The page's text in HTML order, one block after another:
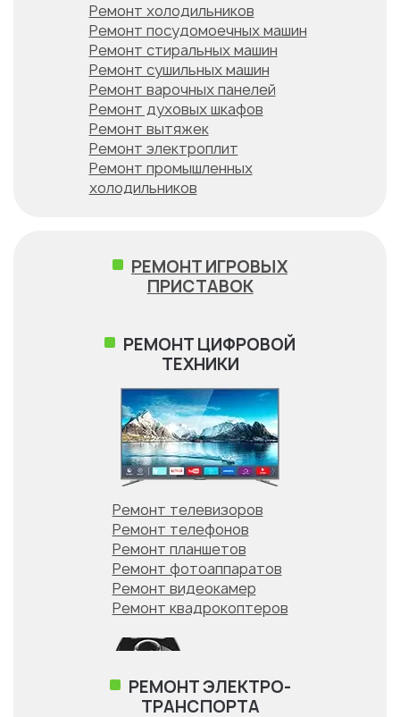
Ремонт холодильников
Ремонт посудомоечных машин
Ремонт стиральных машин
Ремонт сушильных машин
Ремонт варочных панелей
Ремонт духовых шкафов
Ремонт вытяжек
Ремонт электроплит
Ремонт промышленных
холодильников
РЕМОНТ ИГРОВЫХ
ПРИСТАВОК
Ремонт SonyPlayStation
Ремонт XBOX
Ремонт Nintendo
РЕМОНТ БЫТОВОЙ
ТЕХНИКИ
РЕМОНТ ЦИФРОВОЙ
ТЕХНИКИ
Ремонт телевизоров
Ремонт телефонов
Ремонт планшетов
Ремонт фотоаппаратов
Ремонт видеокамер
Ремонт квадрокоптеров
РЕМОНТ ЭЛЕКТРО-
ТРАНСПОРТА